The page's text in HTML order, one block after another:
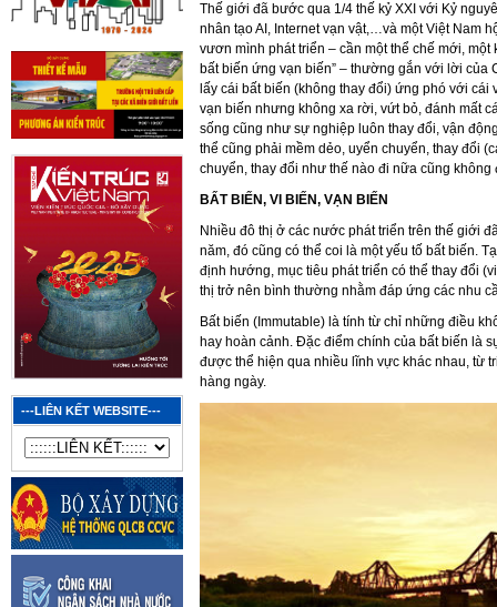
---LIÊN KẾT WEBSITE---
Thế giới đã bước qua 1/4 thế kỷ XXI với Kỷ
nhân tạo AI, Internet vạn vật,…và một Việt Nam
vươn mình phát triển – cần một thể chế mới,
bất biến ứng vạn biến” – thường gắn với lời của
lấy cái bất biến (không thay đổi) ứng phó với
vạn biến nhưng không xa rời, vứt bỏ, đánh mất
sống cũng như sự nghiệp luôn thay đổi, vận
thể cũng phải mềm dẻo, uyển chuyển, thay đổi
chuyển, thay đổi như thế nào đi nữa cũng
BẤT BIẾN, VI BIẾN, VẠN BIẾN
Nhiều đô thị ở các nước phát triển trên thế giới
năm, đó cũng có thể coi là một yếu tố bất biến.
định hướng, mục tiêu phát triển có thể thay đổi
thị trở nên bình thường nhằm đáp ứng các nhu
Bất biến (Immutable) là tính từ chỉ những điều
hay hoàn cảnh. Đặc điểm chính của bất biến là
được thể hiện qua nhiều lĩnh vực khác nhau, từ
hàng ngày.